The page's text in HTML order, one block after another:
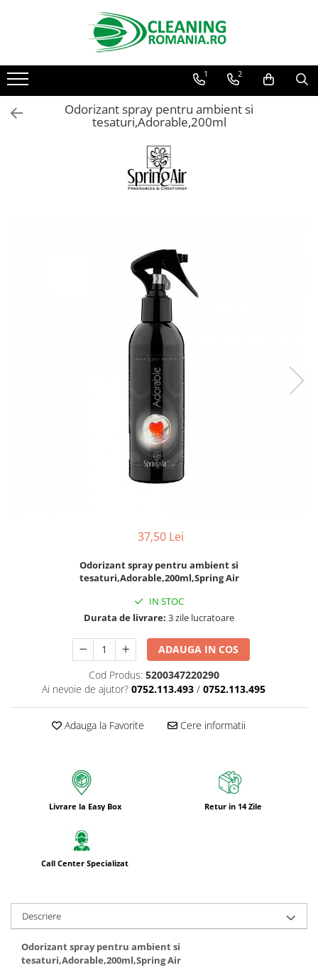
Toate Produsele
Curatenie & Intretinere Casa
Detergenti si solutii concentrate
pentru pardoseli
Produse Bio pentru Casa
Detergenti si solutii universale
Detergenti si solutii pentru geam
Detergenti si solutii pentru baie
Detergenti de vase si solutii
Detergenti Rufe & Intretinere
Parfum de rufe si esente
concentrate parfumare rufe
Neutralizare miros si odorizare
textile,masini de spalat ,uscatoare
Vopsea pentru articole textile si
Articole complementare
Bureti pentru vase si bucatarie
Absorbanti umiditate si
neutralizatori miros
Saci si manusi menaj, folii
alimentare si hartie de copt
Maturi,farase si galeti simple/cu
storcator
Raclete si perii diverse suprafete
Accesorii pentru casa
Articole si accesorii pentru haine si
produse textile
1 2
Odorizant spray pentru ambient si
tesaturi,Adorable,200ml
37,50 Lei
Odorizant spray pentru ambient si
tesaturi,Adorable,200ml,Spring Air
IN STOC
Durata de livrare: 3 zile lucratoare
ADAUGA IN COS
Cod Produs: 5200347220290
Ai nevoie de ajutor? 0752.113.493 / 0752.113.495
Adauga la Favorite Cere informatii
Livrare la Easy Box Retur in 14 Zile
Call Center Specializat
Descriere
Odorizant spray pentru ambient si
tesaturi,Adorable,200ml,Spring Air